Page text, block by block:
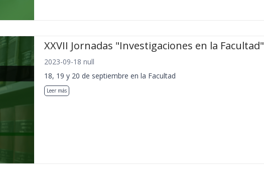
XXVII Jornadas "Investigaciones en la Facultad"
2023-09-18 null
18, 19 y 20 de septiembre en la Facultad
Leer más